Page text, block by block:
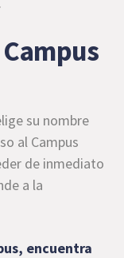
su nombre
al Campus
de inmediato
a la
encuentra